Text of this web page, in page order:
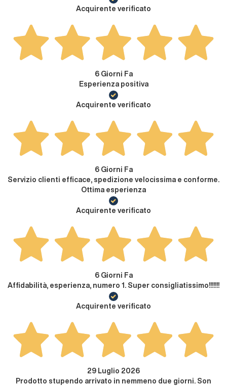
Acquirente verificato
6 Giorni Fa
Esperienza positiva
Acquirente verificato
6 Giorni Fa
Servizio clienti efficace, spedizione velocissima e conforme.
Ottima esperienza
Acquirente verificato
6 Giorni Fa
Affidabilità, esperienza, numero 1. Super consigliatissimo!!!!!!!
Acquirente verificato
29 Luglio 2026
Prodotto stupendo arrivato in nemmeno due giorni. Son